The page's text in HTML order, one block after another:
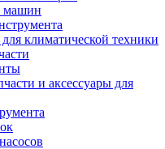
машин
климатической техники
и аксессуары для